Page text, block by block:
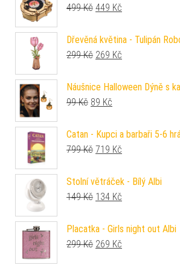
499Kč Původní cena byla:
449 Kč
Dřevěná květina - Tulipán
299Kč Původní cena byla:
269 Kč
Náušnice Halloween Dýně s
99Kč Původní cena byla: 99
89 Kč
Catan - Kupci a barbaři 5-6
799Kč Původní cena byla:
719 Kč
Stolní větráček - Bílý Albi
149Kč Původní cena byla:
134 Kč
Placatka - Girls night out Albi
299Kč Původní cena byla:
269 Kč